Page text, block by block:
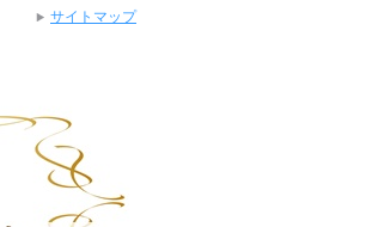
サイトマップ